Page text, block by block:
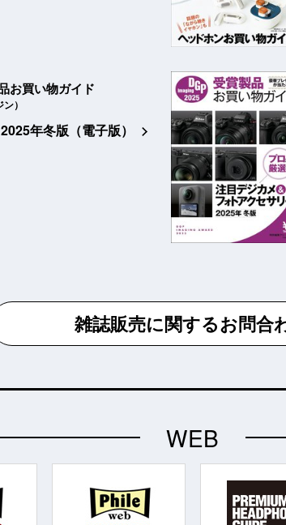
お買い物ガイド
）
2025年冬版（電子版）
雑誌販売に関するお問合
WEB